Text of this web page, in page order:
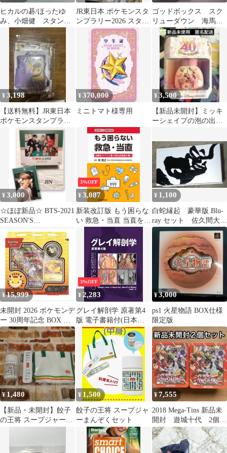
ヒカルの碁/ほったゆ
み、小畑健 スタンプ
セット 2001-2003年 未
JR東日本 ポケモンスタ
ンプラリー2026 スタン
プ帳 スペシャル版 ♡
ゴッドボックス スク
リューダウン 海馬セ
ット セパレーター
新品未開封
¥3,198
【送料無料】JR東日本
ポケモンスタンプラリ
ー2026 スペシャル版ス
タンプ帳
¥370,000
ミニトマト様専用
¥3,500
【新品未開封】ミッキ
ーシェイプの泡の出
プハンドソープ
¥3,000
☆ほぼ新品☆ BTS-2021
SEASON'S
GREETINGS
3%OFF
¥3,087
新装改訂版 もう困らな
い 救急・当直 当直をス
イスイ乗り切る必殺虎
の巻！ -電子版付-
¥ 1,100
白蛇縁起 豪華版 Blu-
ray セット 佐久間大
介 日本語吹替
¥15,999
未開封 2026 ポケモンデ
ー 30周年記念 BOX ピ
カチュウプロモ付
3%OFF
¥ 2,283
グレイ解剖学 原著第4
版 電子書籍付(日本
語・英語)
¥3,000
ps1 火星物語 BOX仕様
限定版
¥ 1,480
【新品・未開封】餃子
の王将 スープジャーま
¥ 1,500
餃子の王将 スープジャ
ーまんぞくセット
¥7,555
2018 Mega-Tins 新品未
開封 遊城十代 2個セ
ット 英語 北米